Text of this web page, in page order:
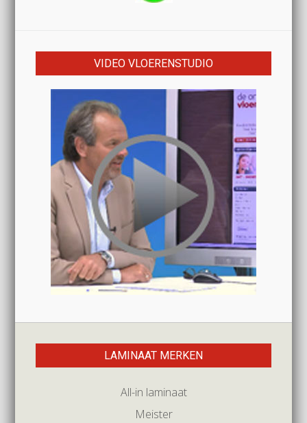
VIDEO VLOERENSTUDIO
LAMINAAT MERKEN
All-in laminaat
Meister